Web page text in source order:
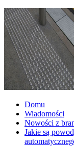
Domu
Wiadomości
Nowości z
Jakie są